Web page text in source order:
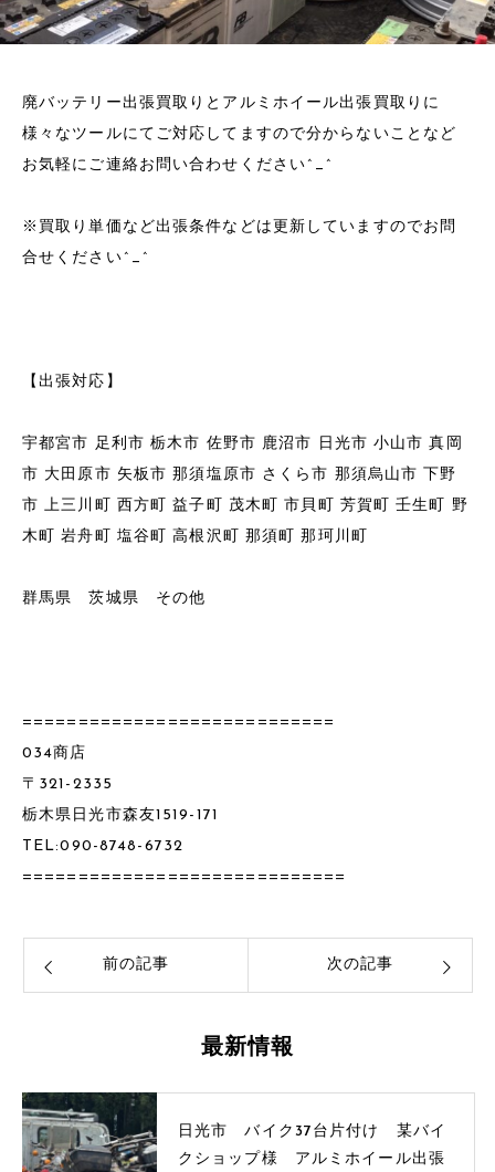
廃バッテリー出張買取りとアルミホイール出張買取りに
様々なツールにてご対応してますので分からないことなど
お気軽にご連絡お問い合わせください^_^
※買取り単価など出張条件などは更新していますのでお問
合せください^_^
【出張対応】
宇都宮市 足利市 栃木市 佐野市 鹿沼市 日光市 小山市 真岡
市 大田原市 矢板市 那須塩原市 さくら市 那須烏山市 下野
市 上三川町 西方町 益子町 茂木町 市貝町 芳賀町 壬生町 野
木町 岩舟町 塩谷町 高根沢町 那須町 那珂川町
群馬県 茨城県 その他
============================
034商店
〒321-2335
栃木県日光市森友1519-171
TEL:090-8748-6732
=============================
前の記事 次の記事
最新情報
日光市 バイク37台片付け 某バイ
クショップ様 アルミホイール出張